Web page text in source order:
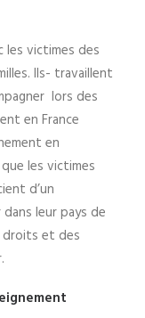
victimes des
Ils- travaillent
lors des
en France
en
les victimes
d’un
leur pays de
droits et des